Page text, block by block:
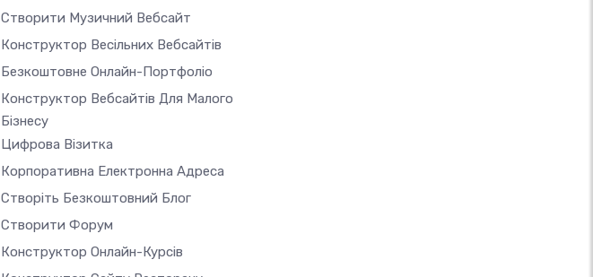
Створити Музичний Вебсайт
Конструктор Весільних Вебсайтів
Безкоштовне Онлайн-Портфоліо
Конструктор Вебсайтів Для Малого
Бізнесу
Цифрова Візитка
Корпоративна Електронна Адреса
Створіть Безкоштовний Блог
Створити Форум
Конструктор Онлайн-Курсів